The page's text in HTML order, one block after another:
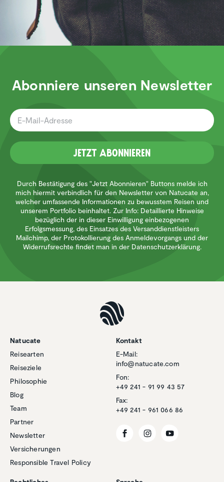
Abonniere unseren Newsletter
Jetzt Abonnieren
Durch Bestätigung des "Jetzt Abonnieren" Buttons melde ich
mich hiermit verbindlich für den Newsletter von Natucate an,
welcher umfassende Informationen zu bewusstem Reisen und
unserem Portfolio beinhaltet. Zur Info: Detaillierte Hinweise
bezüglich der in dieser Einwilligung einbezogenen
Erfolgsmessung, des Einsatzes des Versanddienstleisters
Mailchimp, der Protokollierung des Anmeldevorgangs und der
Widerrufsrechte findet man in der Datenschutzerklärung.
Natucate
Reisearten
Reiseziele
Philosophie
Blog
Team
Partner
Newsletter
Versicherungen
Responsible Travel Policy
Kontakt
E-Mail:
info@natucate.com
Fon:
+49 241 - 91 99 43 57
Fax:
+49 241 - 961 066 86